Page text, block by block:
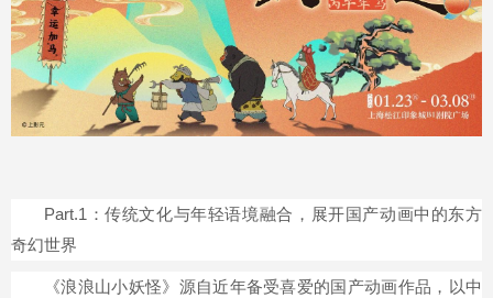
Part.1：传统文化与年轻语境融合，展开国产动画中的东方
奇幻世界
《浪浪山小妖怪》源自近年备受喜爱的国产动画作品，以中